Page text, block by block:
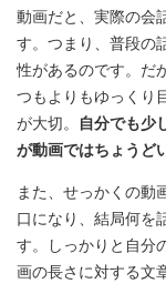
動画だと、実際の会
す。つまり、普段の
性があるのです。だ
つもよりもゆっくり
が大切。
自分でも少
が動画ではちょうど
また、せっかくの動
口になり、結局何を
す。しっかりと自分
画の長さに対する文